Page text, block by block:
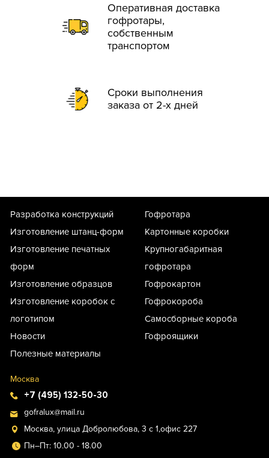
Оперативная доставка
гофротары,
собственным
транспортом
Сроки выполнения
заказа от 2-х дней
Разработка конструкций
Изготовление штанц-форм
Изготовление печатных
форм
Изготовление образцов
Изготовление коробок с
логотипом
Новости
Полезные материалы
Гофротара
Картонные коробки
Крупногабаритная
гофротара
Гофрокартон
Гофрокороба
Самосборные короба
Гофроящики
Москва
+7 (495) 132-50-30
gofralux@mail.ru
Москва, улица Добролюбова, 3 с 1,офис 227
Пн–Пт: 10.00 - 18.00